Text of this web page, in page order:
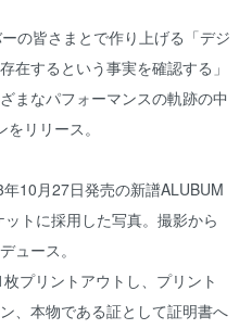
の皆さまとで作り上げる「デジ
在するという事実を確認する」
まなパフォーマンスの軌跡の中
リリース。
10月27日発売の新譜ALUBUM
トに採用した写真。撮影から
ュース。
プリントアウトし、プリント
、本物である証として証明書へ